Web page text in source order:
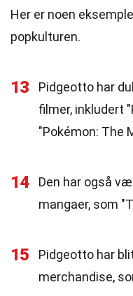
Her er noen
popkulturen.
13
Pidgeotto har
filmer, inkludert
"Pokémon: The
14
Den har også
mangaer, som
15
Pidgeotto har
merchandise,